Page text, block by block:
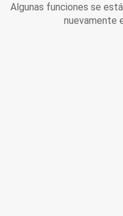
Algunas funciones se
nuevamente